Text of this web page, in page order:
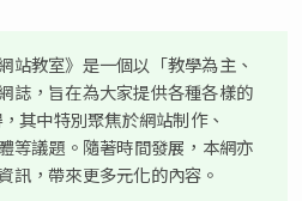
站教室》是一個以「教學為主、
誌，旨在為大家提供各種各樣的
其中特別聚焦於網站制作、
等議題。隨著時間發展，本網亦
訊，帶來更多元化的內容。